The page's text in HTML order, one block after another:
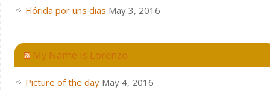
Flórida por uns dias May 3, 2016
My Name is Lorenzo
Picture of the day May 4, 2016